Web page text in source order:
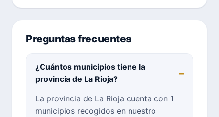
Preguntas frecuentes
¿Cuántos municipios tiene la
provincia de La Rioja?
La provincia de La Rioja cuenta con 1
municipios recogidos en nuestro